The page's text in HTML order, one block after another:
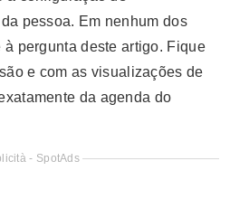
da pessoa. Em nenhum dos
pergunta deste artigo. Fique
e com as visualizações de
da agenda do
- SpotAds